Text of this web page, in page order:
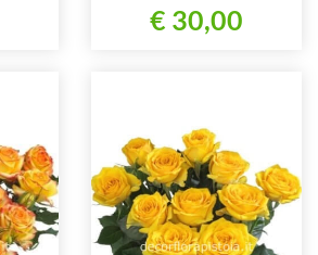
€ 30,00